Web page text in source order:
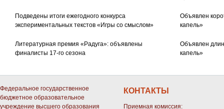
Подведены итоги ежегодного конкурса
экспериментальных текстов «Игры со смыслом»
Объявлен
капель»
Литературная премия «Радуга»: объявлены
финалисты 17-го сезона
Объявлен
капель»
Федеральное государственное
бюджетное образовательное
учреждение высшего образования
КОНТАКТЫ
Приемная комиссия: